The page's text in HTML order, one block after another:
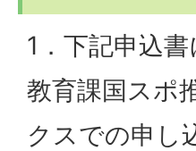
1．下記申込
教育課国スポ
クスでの申し